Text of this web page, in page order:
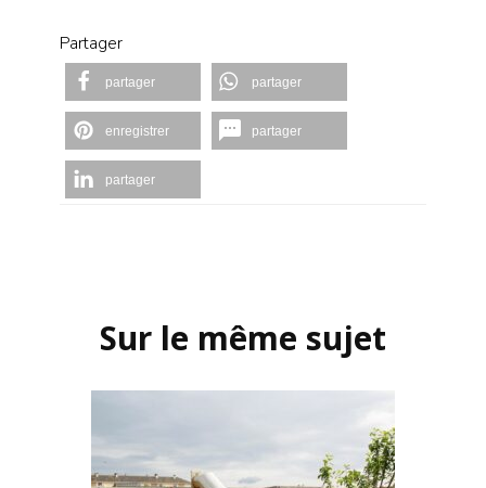
Partager
partager partager
enregistrer partager
partager
Sur le même sujet